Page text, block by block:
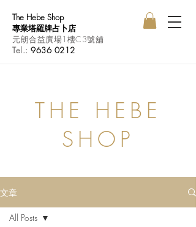
The Hebe Shop
專業塔羅牌占卜店
元朗合益廣場1樓C3號舖
Tel.:9636 0212
THE HEBE
SHOP
文章
All Posts